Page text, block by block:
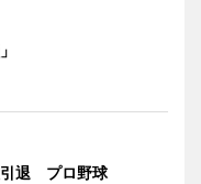
」
引退 プロ野球